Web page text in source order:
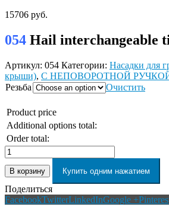
15706 руб.
054 Hail interchangeable
Артикул: 054 Категории: Насадки для
крыши), С НЕПОВОРОТНОЙ
Резьба
Очистить
Product price
Additional options total:
Order total:
В корзину Купить одним нажатием
Поделиться
FacebookTwitterLinkedInGoogle +